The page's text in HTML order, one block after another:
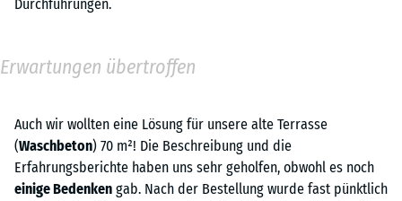
Durchführungen.
Erwartungen übertroffen
Auch wir wollten eine Lösung für unsere alte Terrasse
(Waschbeton) 70 m²! Die Beschreibung und die
Erfahrungsberichte haben uns sehr geholfen, obwohl es noch
einige Bedenken gab. Nach der Bestellung wurde fast pünktlich